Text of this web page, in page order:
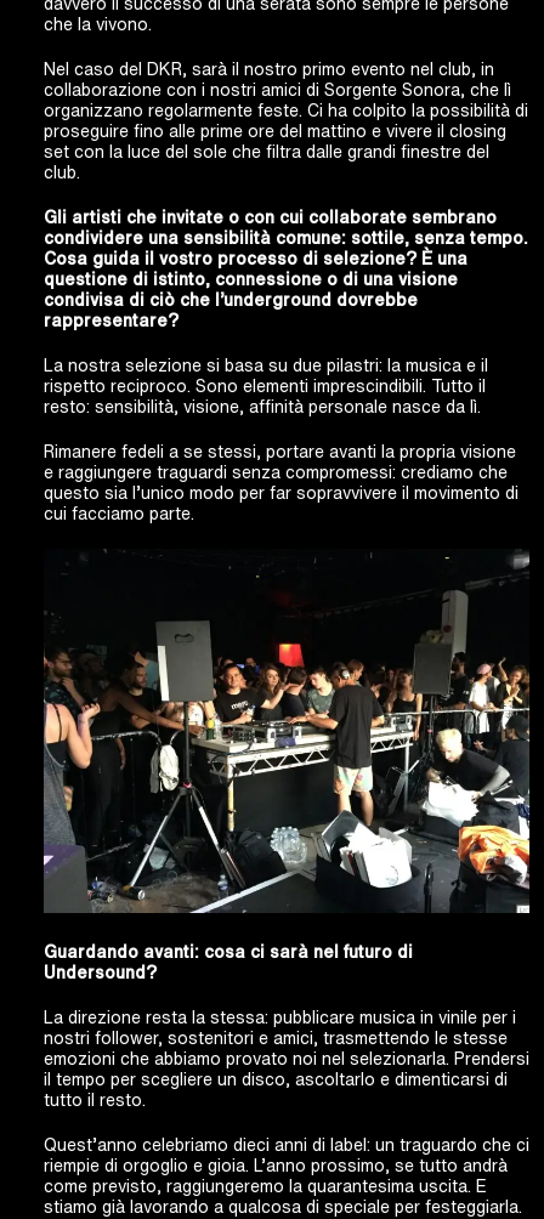
che la vivono.
Nel caso del DKR, sarà il nostro primo evento nel club, in
collaborazione con i nostri amici di Sorgente Sonora, che lì
organizzano regolarmente feste. Ci ha colpito la possibilità di
proseguire fino alle prime ore del mattino e vivere il closing
set con la luce del sole che filtra dalle grandi finestre del
club.
Gli artisti che invitate o con cui collaborate sembrano
condividere una sensibilità comune: sottile, senza tempo.
Cosa guida il vostro processo di selezione? È una
questione di istinto, connessione o di una visione
condivisa di ciò che l’underground dovrebbe
rappresentare?
La nostra selezione si basa su due pilastri: la musica e il
rispetto reciproco. Sono elementi imprescindibili. Tutto il
resto: sensibilità, visione, affinità personale nasce da lì.
Rimanere fedeli a se stessi, portare avanti la propria visione
e raggiungere traguardi senza compromessi: crediamo che
questo sia l’unico modo per far sopravvivere il movimento di
cui facciamo parte.
Guardando avanti: cosa ci sarà nel futuro di
Undersound?
La direzione resta la stessa: pubblicare musica in vinile per i
nostri follower, sostenitori e amici, trasmettendo le stesse
emozioni che abbiamo provato noi nel selezionarla. Prendersi
il tempo per scegliere un disco, ascoltarlo e dimenticarsi di
tutto il resto.
Quest’anno celebriamo dieci anni di label: un traguardo che ci
riempie di orgoglio e gioia. L’anno prossimo, se tutto andrà
come previsto, raggiungeremo la quarantesima uscita. E
stiamo già lavorando a qualcosa di speciale per festeggiarla.